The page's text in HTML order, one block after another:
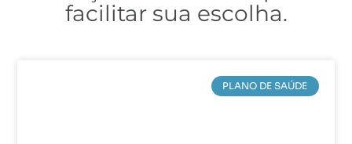
facilitar sua escolha.
PLANO DE SAÚDE